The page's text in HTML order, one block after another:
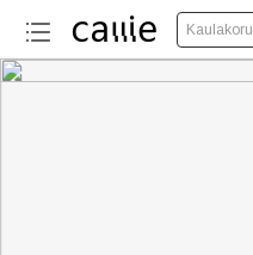
Kaulakoru